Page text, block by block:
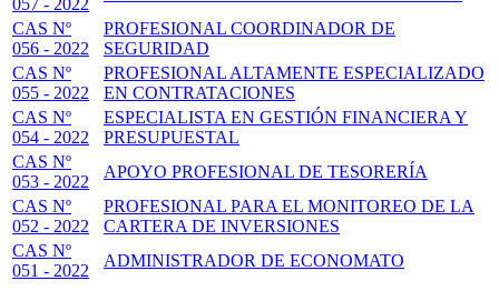
057 - 2022
CAS Nº
056 - 2022
PROFESIONAL COORDINADOR DE
SEGURIDAD
CAS Nº
055 - 2022
PROFESIONAL ALTAMENTE ESPECIALIZADO
EN CONTRATACIONES
CAS Nº
054 - 2022
ESPECIALISTA EN GESTIÓN FINANCIERA Y
PRESUPUESTAL
CAS Nº
053 - 2022
APOYO PROFESIONAL DE TESORERÍA
CAS Nº
052 - 2022
PROFESIONAL PARA EL MONITOREO DE LA
CARTERA DE INVERSIONES
CAS Nº
051 - 2022
ADMINISTRADOR DE ECONOMATO